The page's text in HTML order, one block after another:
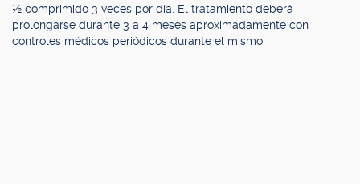
½ comprimido 3 veces por día. El tratamiento deberá
prolongarse durante 3 a 4 meses aproximadamente con
controles médicos periódicos durante el mismo.